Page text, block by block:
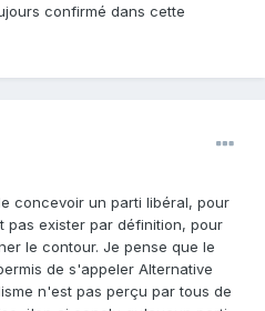
confirmé dans cette
concevoir un parti libéral, pour
pas exister par définition, pour
le contour. Je pense que le
de s'appeler Alternative
n'est pas perçu par tous de